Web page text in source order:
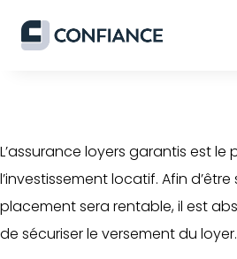
L’assurance loyers garantis est le
l’investissement locatif. Afin
placement sera rentable, il est
de sécuriser le versement du loyer.